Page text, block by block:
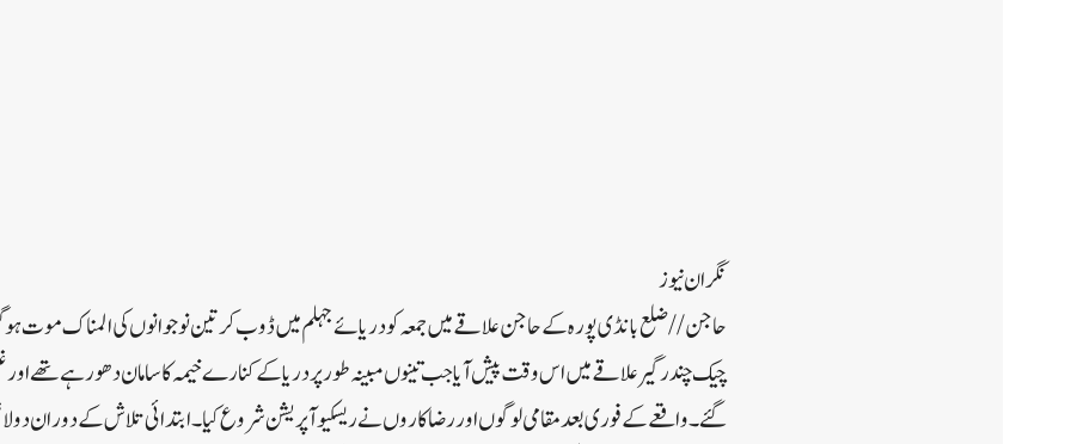
نگران نیوز
حاجن//ضلع بانڈی پورہ کے حاجن علاقے میں جمعہ کو دریائے جہلم میں ڈوب کر تین نوجوانوں کی المناک موت ہو
چیک چندرگیر علاقے میں اس وقت پیش آیا جب تینوں مبینہ طور پر دریا کے کنارے خیمہ کا سامان دھو رہے تھے
گئے۔واقعے کے فوری بعد مقامی لوگوں اور رضاکاروں نے ریسکیو آپریشن شروع کیا۔ ابتدائی تلاش کے دوران دو